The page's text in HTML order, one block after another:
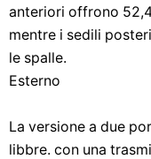
anteriori offrono
mentre i sedili
le spalle.
Esterno
La versione a due
libbre. con una